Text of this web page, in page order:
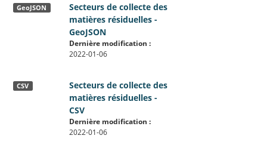
Secteurs de collecte des
matières résiduelles -
GeoJSON
GeoJSON
Dernière modification :
2022-01-06
Secteurs de collecte des
matières résiduelles -
CSV
CSV
Dernière modification :
2022-01-06